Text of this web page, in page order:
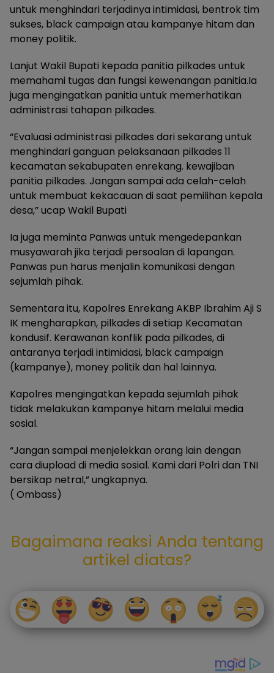
untuk menghindari terjadinya intimidasi, bentrok tim
sukses, black campaign atau kampanye hitam dan
money politik.
Lanjut Wakil Bupati kepada panitia pilkades untuk
memahami tugas dan fungsi kewenangan panitia.Ia
juga mengingatkan panitia untuk memerhatikan
administrasi tahapan pilkades.
“Evaluasi administrasi pilkades dari sekarang untuk
menghindari ganguan pelaksanaan pilkades 11
kecamatan sekabupaten enrekang. kewajiban
panitia pilkades. Jangan sampai ada celah-celah
untuk membuat kekacauan di saat pemilihan kepala
desa,” ucap Wakil Bupati
Ia juga meminta Panwas untuk mengedepankan
musyawarah jika terjadi persoalan di lapangan.
Panwas pun harus menjalin komunikasi dengan
sejumlah pihak.
Sementara itu, Kapolres Enrekang AKBP Ibrahim Aji S
IK mengharapkan, pilkades di setiap Kecamatan
kondusif. Kerawanan konflik pada pilkades, di
antaranya terjadi intimidasi, black campaign
(kampanye), money politik dan hal lainnya.
Kapolres mengingatkan kepada sejumlah pihak
tidak melakukan kampanye hitam melalui media
sosial.
“Jangan sampai menjelekkan orang lain dengan
cara diupload di media sosial. Kami dari Polri dan TNI
bersikap netral,” ungkapnya.
( Ombass)
Bagaimana reaksi Anda tentang
artikel diatas?